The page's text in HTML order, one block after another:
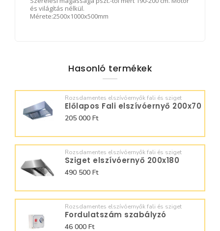
és világítás nélkül.
Mérete:2500x1000x500mm
Hasonló termékek
Rozsdamentes elszívóernyők fali és sziget
Előlapos Fali elszívóernyő 200x70
205 000 Ft
Rozsdamentes elszívóernyők fali és sziget
Sziget elszívóernyő 200x180
490 500 Ft
Rozsdamentes elszívóernyők fali és sziget
Fordulatszám szabályzó
46 000 Ft